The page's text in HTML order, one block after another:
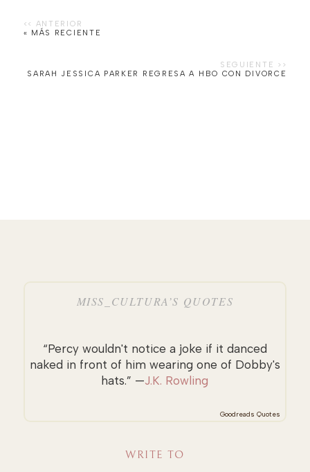
« MÁS RECIENTE
SARAH JESSICA PARKER REGRESA A HBO CON DIVORCE
MISS_CULTURA’S QUOTES
“Percy wouldn't notice a joke if it danced
naked in front of him wearing one of Dobby's
hats.” —J.K. Rowling
Goodreads Quotes
WRITE TO